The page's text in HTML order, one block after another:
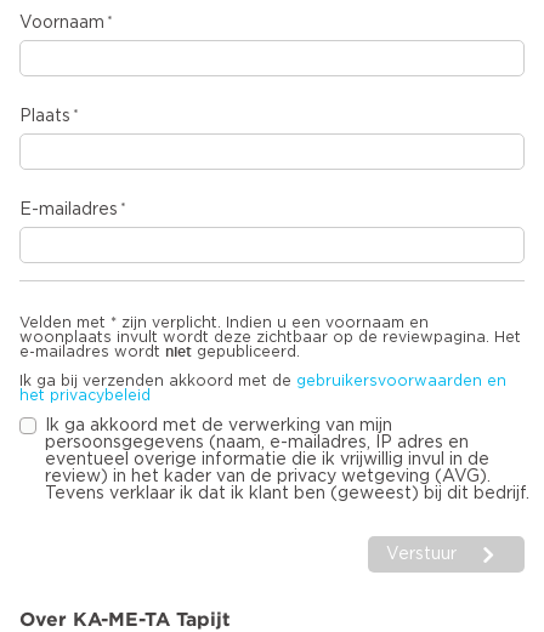
Voornaam
Plaats
E-mailadres
Velden met * zijn verplicht. Indien u een voornaam en
woonplaats invult wordt deze zichtbaar op de reviewpagina. Het
e-mailadres wordt niet gepubliceerd.
Ik ga bij verzenden akkoord met de gebruikersvoorwaarden en
het privacybeleid
Ik ga akkoord met de verwerking van mijn
persoonsgegevens (naam, e-mailadres, IP adres en
eventueel overige informatie die ik vrijwillig invul in de
review) in het kader van de privacy wetgeving (AVG).
Tevens verklaar ik dat ik klant ben (geweest) bij dit bedrijf.
Verstuur
Over KA-ME-TA Tapijt